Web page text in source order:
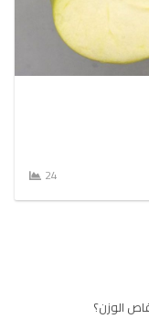
24
الوزن؟